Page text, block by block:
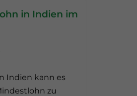
in Indien im
Indien kann es
zu